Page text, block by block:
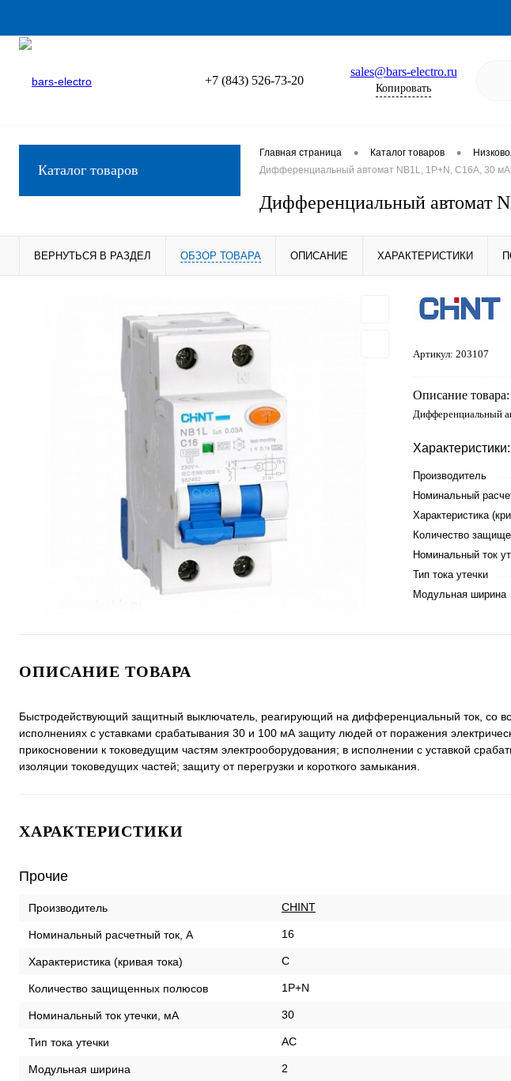
+7 (843) 526-73-20
sales@bars-electro.ru
Копировать
Каталог товаров
Главная страница • Каталог товаров •
Дифференциальный автомат NB1L, 1P+N, C16А, 30
Дифференциальный автомат
ВЕРНУТЬСЯ В РАЗДЕЛ ОБЗОР ТОВАРА ОПИСАНИЕ ХАРАКТЕРИСТИКИ
Артикул: 203107
Описание товара:
Дифференциальный
Характеристики:
Производитель
Номинальный
Характеристика
Количество
Номинальный ток
Тип тока утечки
Модульная ширина
ОПИСАНИЕ ТОВАРА
Быстродействующий защитный выключатель, реагирующий на дифференциальный ток, со
исполнениях с уставками срабатывания 30 и 100 мА защиту людей от поражения
прикосновении к токоведущим частям электрооборудования; в исполнении с уставкой
изоляции токоведущих частей; защиту от перегрузки и короткого замыкания.
ХАРАКТЕРИСТИКИ
Прочие
Производитель CHINT
Номинальный расчетный ток, А 16
Характеристика (кривая тока) C
Количество защищенных полюсов 1P+N
Номинальный ток утечки, мА 30
Тип тока утечки AC
Модульная ширина 2